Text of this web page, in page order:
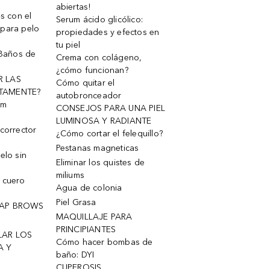
con el
pelo
de
LAS
sin
cuero
BROWS
LOS
Y
abiertas!
Serum ácido glicólico:
propiedades y efectos en
tu piel
Crema con colágeno,
¿cómo funcionan?
Cómo quitar el
autobronceador
CONSEJOS PARA UNA PIEL
LUMINOSA Y RADIANTE
¿Cómo cortar el felequillo?
Pestanas magneticas
Eliminar los quistes de
miliums
Agua de colonia
Piel Grasa
MAQUILLAJE PARA
PRINCIPIANTES
Cómo hacer bombas de
baño: DYI